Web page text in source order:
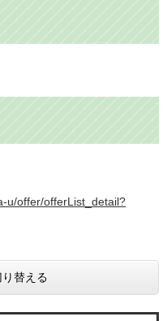
u/offer/offerList_detail?
替える